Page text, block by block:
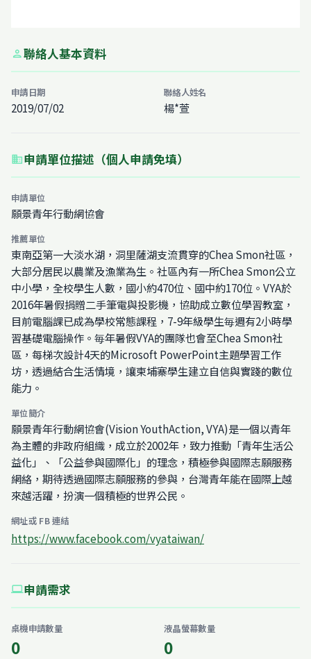
person聯絡人基本資料
申請日期
2019/07/02
聯絡人姓名
楊*萱
business申請單位描述（個人申請免填）
申請單位
願景青年行動網協會
推薦單位
東南亞第一大淡水湖，洞里薩湖支流貫穿的Chea Smon社區，
大部分居民以農業及漁業為生。社區內有一所Chea Smon公立
中小學，全校學生人數，國小約470位、國中約170位。VYA於
2016年暑假捐贈二手筆電與投影機，協助成立數位學習教室，
目前電腦課已成為學校常態課程，7-9年級學生毎週有2小時學
習基礎電腦操作。毎年暑假VYA的團隊也會至Chea Smon社
區，每梯次設計4天的Microsoft PowerPoint主題學習工作
坊，透過結合生活情境，讓柬埔寨學生建立自信與實踐的數位
能力。
單位簡介
願景青年行動網協會(Vision YouthAction, VYA)是一個以青年
為主體的非政府組織，成立於2002年，致力推動「青年生活公
益化」、「公益參與國際化」的理念，積極參與國際志願服務
網絡，期待透過國際志願服務的參與，台灣青年能在國際上越
來越活躍，扮演一個積極的世界公民。
網址或 FB 連結
https://www.facebook.com/vyataiwan/
computer申請需求
桌機申請數量
0
液晶螢幕數量
0